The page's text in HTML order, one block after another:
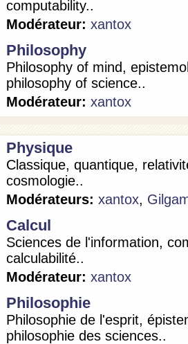
computability..
Modérateur: xantox
Philosophy
Philosophy of mind,
philosophy of science..
Modérateur: xantox
Physique
Classique, quantique,
cosmologie..
Modérateurs: xantox,
Calcul
Sciences de l'information,
calculabilité..
Modérateur: xantox
Philosophie
Philosophie de l'esprit,
philosophie des sciences..